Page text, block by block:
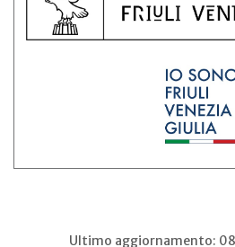
Ultimo aggiornamento: